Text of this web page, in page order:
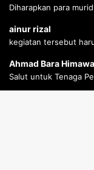
Diharapkan para
ainur rizal
kegiatan tersebut
Ahmad Bara
Salut untuk Tenaga